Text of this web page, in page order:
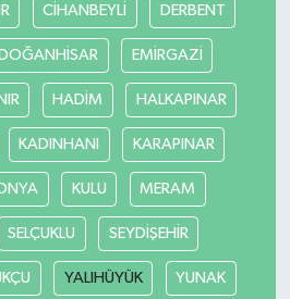
CİHANBEYLİ DERBENT
DOĞANHİSAR EMİRGAZİ
HADİM HALKAPINAR
KADINHANI KARAPINAR
KULU MERAM
SELÇUKLU SEYDİŞEHİR
YALIHÜYÜK YUNAK